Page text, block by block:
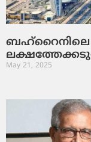
ബഹ്‌റൈനിലെ
May 21, 2025